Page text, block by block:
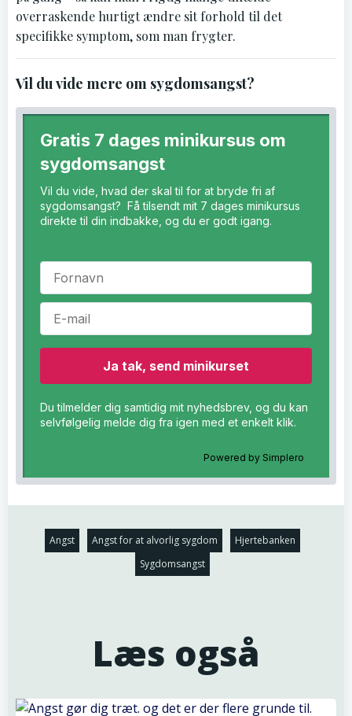
overraskende hurtigt ændre sit forhold til det
specifikke symptom, som man frygter.
Vil du vide mere om sygdomsangst?
Gratis 7 dages minikursus om
sygdomsangst
Vil du vide, hvad der skal til for at bryde fri af
sygdomsangst? Få tilsendt mit 7 dages minikursus
direkte til din indbakke, og du er godt igang.
Du tilmelder dig samtidig mit nyhedsbrev, og du kan
selvfølgelig melde dig fra igen med et enkelt klik.
Powered by Simplero
Angst Angst for at alvorlig sygdom
Hjertebanken
Sygdomsangst
Læs også